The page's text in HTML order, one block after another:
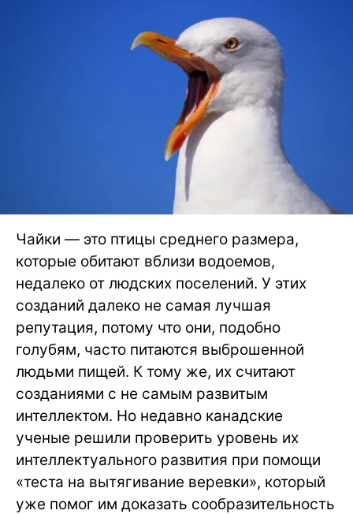
Чайки — это птицы среднего размера,
которые обитают вблизи водоемов,
недалеко от людских поселений. У этих
созданий далеко не самая лучшая
репутация, потому что они, подобно
голубям, часто питаются выброшенной
людьми пищей. К тому же, их считают
созданиями с не самым развитым
интеллектом. Но недавно канадские
ученые решили проверить уровень их
интеллектуального развития при помощи
«теста на вытягивание веревки», который
уже помог им доказать сообразительность